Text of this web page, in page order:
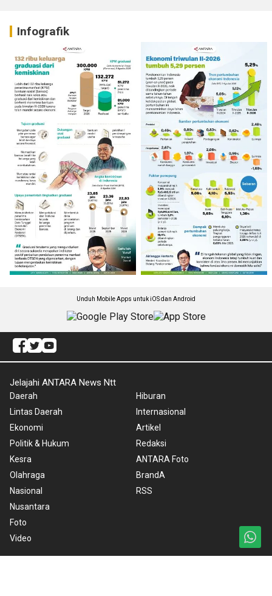
Infografik
Unduh Mobile Apps untuk iOS dan Android
Jelajahi ANTARA News Ntt
Daerah
Lintas Daerah
Ekonomi
Politik & Hukum
Kesra
Olahraga
Nasional
Nusantara
Foto
Video
Hiburan
Internasional
Artikel
Redaksi
ANTARA Foto
BrandA
RSS